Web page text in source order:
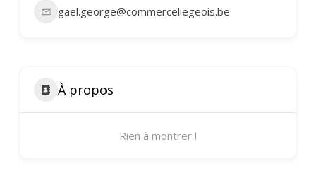
gael.george@commerceliegeois.be
À propos
Rien à montrer !